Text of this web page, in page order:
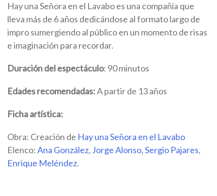
Hay una Señora en el Lavabo es una compañía que
lleva más de 6 años dedicándose al formato largo de
impro sumergiendo al público en un momento de risas
e imaginación para recordar.
Duración del espectáculo: 90 minutos
Edades recomendadas:A partir de 13 años
Ficha artística:
Obra: Creación de Hay una Señora en el Lavabo
Elenco:Ana González, Jorge Alonso,Sergio Pajares,
Enrique Meléndez.